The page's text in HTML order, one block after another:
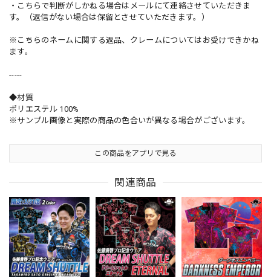
・こちらで判断がしかねる場合はメールにて連絡させていただきま
す。（返信がない場合は保留とさせていただきます。）
※こちらのネームに関する返品、クレームについてはお受けできかね
ます。
-----
◆材質
ポリエステル 100%
※サンプル画像と実際の商品の色合いが異なる場合がございます。
この商品をアプリで見る
関連商品